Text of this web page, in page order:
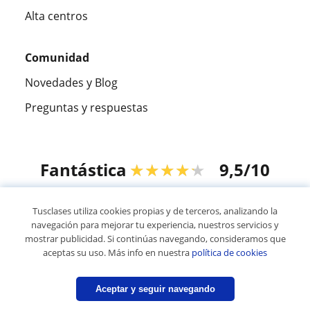
Alta centros
Comunidad
Novedades y Blog
Preguntas y respuestas
Fantástica ★★★★★ 9,5/10
© 2007 - 2026 Tusclases.pe
Mapa web:Profesores particulares
Tusclases utiliza cookies propias y de terceros, analizando la
navegación para mejorar tu experiencia, nuestros servicios y
mostrar publicidad. Si continúas navegando, consideramos que
aceptas su uso. Más info en nuestra política de cookies
Aceptar y seguir navegando